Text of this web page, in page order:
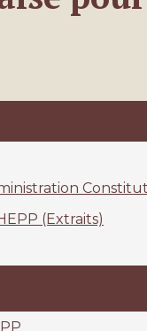
(Extraits)